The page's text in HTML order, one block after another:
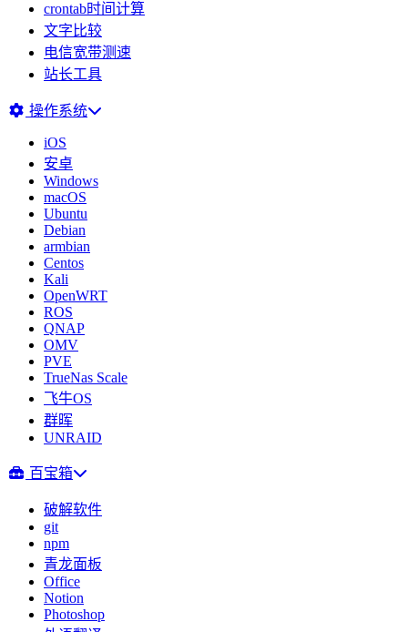
crontab时间计算
文字比较
电信宽带测速
站长工具
操作系统
iOS
安卓
Windows
macOS
Ubuntu
Debian
armbian
Centos
Kali
OpenWRT
ROS
QNAP
OMV
PVE
TrueNas Scale
飞牛OS
群晖
UNRAID
百宝箱
破解软件
git
npm
青龙面板
Office
Notion
Photoshop